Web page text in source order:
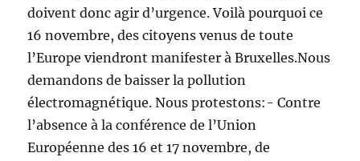
doivent donc agir d’urgence. Voilà pourquoi ce
16 novembre, des citoyens venus de toute
l’Europe viendront manifester à Bruxelles.Nous
demandons de baisser la pollution
électromagnétique. Nous protestons:- Contre
l’absence à la conférence de l’Union
Européenne des 16 et 17 novembre, de